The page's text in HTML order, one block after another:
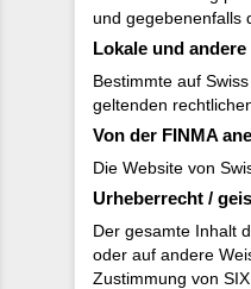
und gegebenenfalls
Lokale und
Bestimmte auf
geltenden
Von der FINMA
Die Website von
Urheberrecht /
Der gesamte Inhalt
oder auf andere
Zustimmung von SIX